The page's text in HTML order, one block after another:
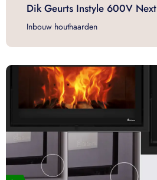
Dik Geurts Instyle 600V Next
Inbouw houthaarden